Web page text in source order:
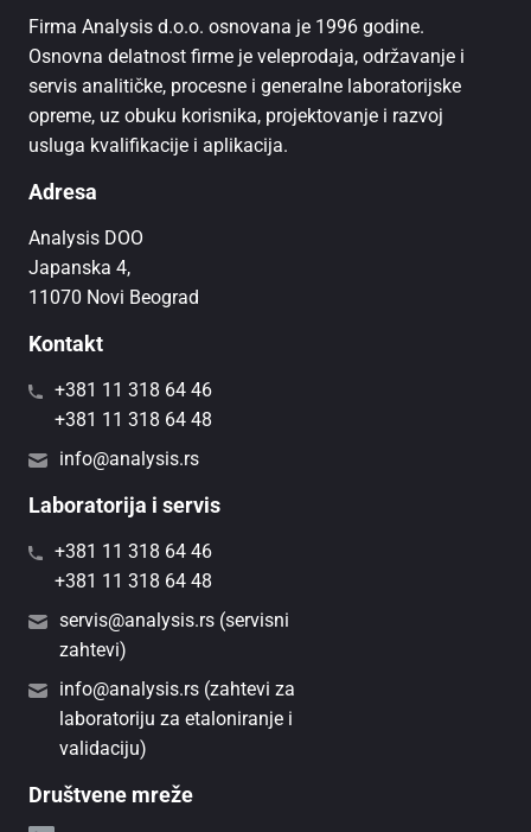
Firma Analysis d.o.o. osnovana je 1996 godine.
Osnovna delatnost firme je veleprodaja, održavanje i
servis analitičke, procesne i generalne laboratorijske
opreme, uz obuku korisnika, projektovanje i razvoj
usluga kvalifikacije i aplikacija.
Adresa
Analysis DOO
Japanska 4,
11070 Novi Beograd
Kontakt
+381 11 318 64 46
+381 11 318 64 48
info@analysis.rs
Laboratorija i servis
+381 11 318 64 46
+381 11 318 64 48
servis@analysis.rs (servisni
zahtevi)
info@analysis.rs (zahtevi za
laboratoriju za etaloniranje i
validaciju)
Društvene mreže